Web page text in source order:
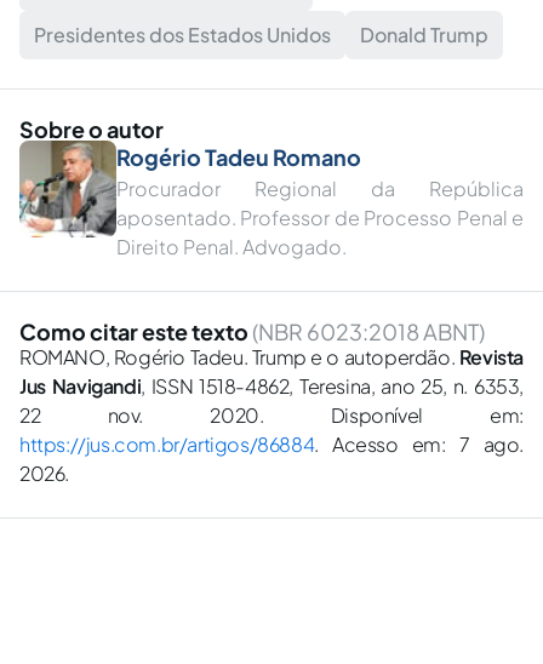
Presidentes dos Estados Unidos
Donald Trump
Sobre o autor
Rogério Tadeu Romano
Procurador Regional da República
aposentado. Professor de Processo Penal e
Direito Penal. Advogado.
Como citar este texto (NBR 6023:2018 ABNT)
ROMANO, Rogério Tadeu. Trump e o autoperdão. Revista
Jus Navigandi, ISSN 1518-4862, Teresina, ano 25, n. 6353,
22 nov. 2020. Disponível em:
https://jus.com.br/artigos/86884. Acesso em: 7 ago.
2026.